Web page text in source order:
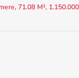
71.08 M²,